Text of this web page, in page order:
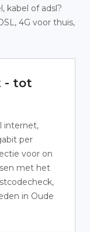
kabel of adsl?
4G voor thuis,
- tot
internet,
per
voor on
met het
in Oude